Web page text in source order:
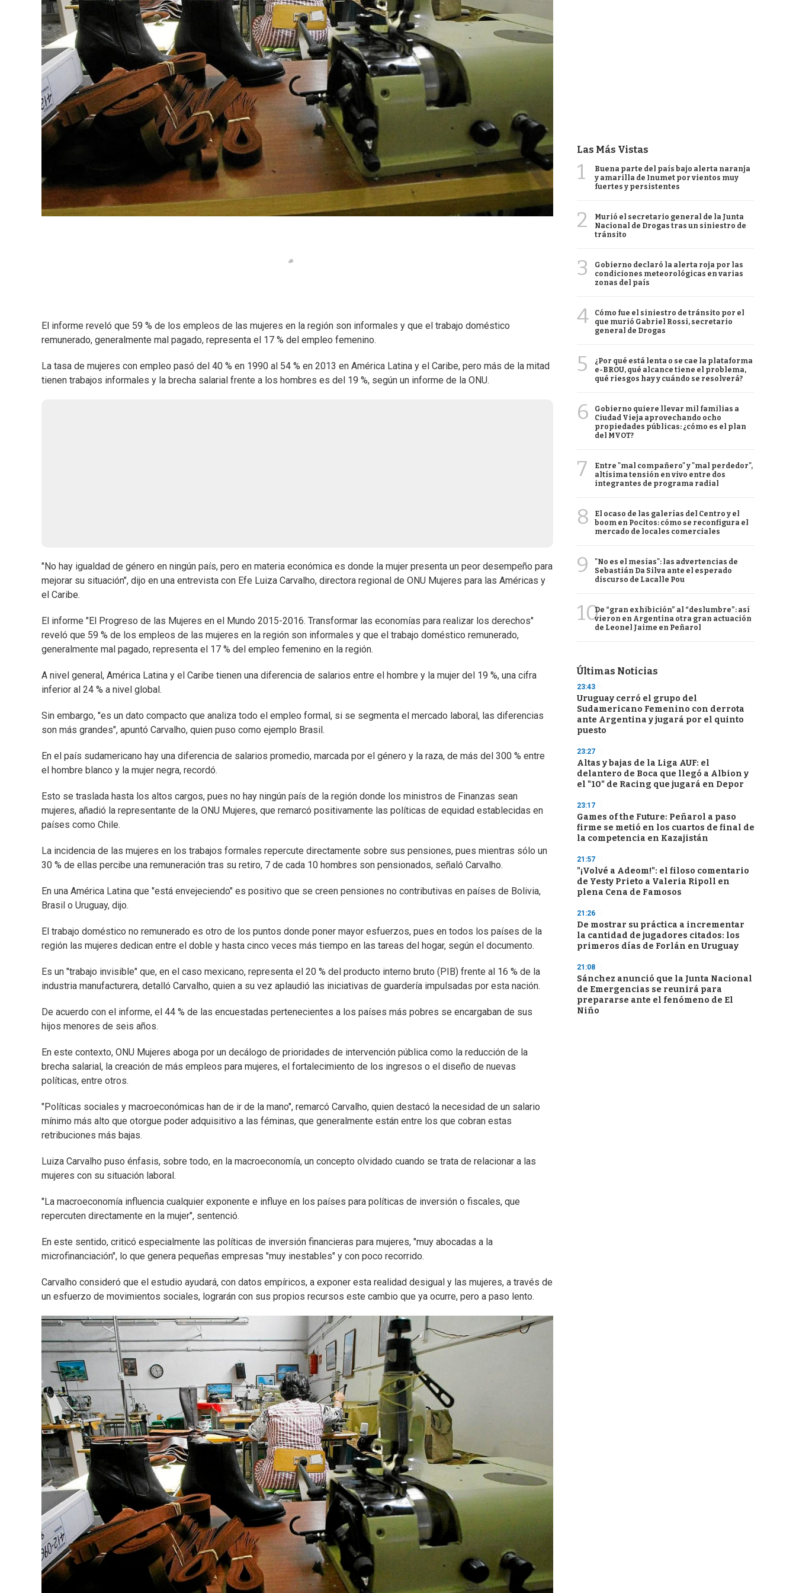
El informe reveló que 59 % de los empleos de las mujeres en la región son informales y que el trabajo doméstico
remunerado, generalmente mal pagado, representa el 17 % del empleo femenino.
La tasa de mujeres con empleo pasó del 40 % en 1990 al 54 % en 2013 en América Latina y el Caribe, pero más de la mitad
tienen trabajos informales y la brecha salarial frente a los hombres es del 19 %, según un informe de la ONU.
"No hay igualdad de género en ningún país, pero en materia económica es donde la mujer presenta un peor desempeño para
mejorar su situación", dijo en una entrevista con Efe Luiza Carvalho, directora regional de ONU Mujeres para las Américas y
el Caribe.
El informe "El Progreso de las Mujeres en el Mundo 2015-2016. Transformar las economías para realizar los derechos"
reveló que 59 % de los empleos de las mujeres en la región son informales y que el trabajo doméstico remunerado,
generalmente mal pagado, representa el 17 % del empleo femenino en la región.
A nivel general, América Latina y el Caribe tienen una diferencia de salarios entre el hombre y la mujer del 19 %, una cifra
inferior al 24 % a nivel global.
Sin embargo, "es un dato compacto que analiza todo el empleo formal, si se segmenta el mercado laboral, las diferencias
son más grandes", apuntó Carvalho, quien puso como ejemplo Brasil.
En el país sudamericano hay una diferencia de salarios promedio, marcada por el género y la raza, de más del 300 % entre
el hombre blanco y la mujer negra, recordó.
Esto se traslada hasta los altos cargos, pues no hay ningún país de la región donde los ministros de Finanzas sean
mujeres, añadió la representante de la ONU Mujeres, que remarcó positivamente las políticas de equidad establecidas en
países como Chile.
La incidencia de las mujeres en los trabajos formales repercute directamente sobre sus pensiones, pues mientras sólo un
30 % de ellas percibe una remuneración tras su retiro, 7 de cada 10 hombres son pensionados, señaló Carvalho.
En una América Latina que "está envejeciendo" es positivo que se creen pensiones no contributivas en países de Bolivia,
Brasil o Uruguay, dijo.
El trabajo doméstico no remunerado es otro de los puntos donde poner mayor esfuerzos, pues en todos los países de la
región las mujeres dedican entre el doble y hasta cinco veces más tiempo en las tareas del hogar, según el documento.
Es un "trabajo invisible" que, en el caso mexicano, representa el 20 % del producto interno bruto (PIB) frente al 16 % de la
industria manufacturera, detalló Carvalho, quien a su vez aplaudió las iniciativas de guardería impulsadas por esta nación.
De acuerdo con el informe, el 44 % de las encuestadas pertenecientes a los países más pobres se encargaban de sus
hijos menores de seis años.
En este contexto, ONU Mujeres aboga por un decálogo de prioridades de intervención pública como la reducción de la
brecha salarial, la creación de más empleos para mujeres, el fortalecimiento de los ingresos o el diseño de nuevas
políticas, entre otros.
"Políticas sociales y macroeconómicas han de ir de la mano", remarcó Carvalho, quien destacó la necesidad de un salario
mínimo más alto que otorgue poder adquisitivo a las féminas, que generalmente están entre los que cobran estas
retribuciones más bajas.
Luiza Carvalho puso énfasis, sobre todo, en la macroeconomía, un concepto olvidado cuando se trata de relacionar a las
mujeres con su situación laboral.
"La macroeconomía influencia cualquier exponente e influye en los países para políticas de inversión o fiscales, que
repercuten directamente en la mujer", sentenció.
En este sentido, criticó especialmente las políticas de inversión financieras para mujeres, "muy abocadas a la
microfinanciación", lo que genera pequeñas empresas "muy inestables" y con poco recorrido.
Carvalho consideró que el estudio ayudará, con datos empíricos, a exponer esta realidad desigual y las mujeres, a través de
un esfuerzo de movimientos sociales, lograrán con sus propios recursos este cambio que ya ocurre, pero a paso lento.
Las Más Vistas
1
Buena parte del país bajo alerta naranja
y amarilla de Inumet por vientos muy
fuertes y persistentes
2
Murió el secretario general de la Junta
Nacional de Drogas tras un siniestro de
tránsito
3
Gobierno declaró la alerta roja por las
condiciones meteorológicas en varias
zonas del país
4
Cómo fue el siniestro de tránsito por el
que murió Gabriel Rossi, secretario
general de Drogas
5
¿Por qué está lenta o se cae la plataforma
e-BROU, qué alcance tiene el problema,
qué riesgos hay y cuándo se resolverá?
6
Gobierno quiere llevar mil familias a
Ciudad Vieja aprovechando ocho
propiedades públicas: ¿cómo es el plan
del MVOT?
7
Entre "mal compañero" y "mal perdedor",
altísima tensión en vivo entre dos
integrantes de programa radial
8
El ocaso de las galerías del Centro y el
boom en Pocitos: cómo se reconfigura el
mercado de locales comerciales
9
"No es el mesías": las advertencias de
Sebastián Da Silva ante el esperado
discurso de Lacalle Pou
10De “gran exhibición” al “deslumbre”: así
vieron en Argentina otra gran actuación
de Leonel Jaime en Peñarol
Últimas Noticias
23:43
Uruguay cerró el grupo del
Sudamericano Femenino con derrota
ante Argentina y jugará por el quinto
puesto
23:27
Altas y bajas de la Liga AUF: el
delantero de Boca que llegó a Albion y
el "10" de Racing que jugará en Depor
23:17
Games of the Future: Peñarol a paso
firme se metió en los cuartos de final de
la competencia en Kazajistán
21:57
"¡Volvé a Adeom!": el filoso comentario
de Yesty Prieto a Valeria Ripoll en
plena Cena de Famosos
21:26
De mostrar su práctica a incrementar
la cantidad de jugadores citados: los
primeros días de Forlán en Uruguay
21:08
Sánchez anunció que la Junta Nacional
de Emergencias se reunirá para
prepararse ante el fenómeno de El
Niño